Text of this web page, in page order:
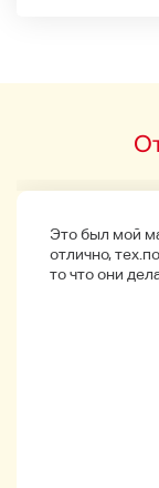
Детали
◆Продукт◆
Это был мой
отлично,
то что они